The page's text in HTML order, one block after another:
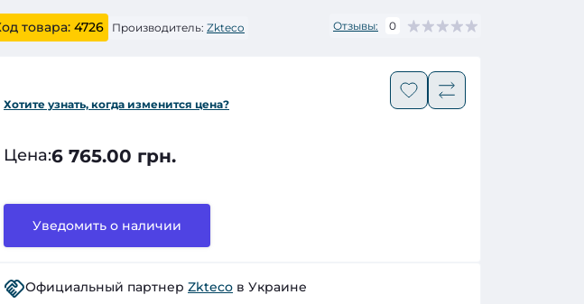
товара: 4726 Производитель: Zkteco Отзывы: 0
Хотите узнать, когда изменится цена?
Цена:6 765.00 грн.
Уведомить о наличии
Официальный партнер Zkteco в Украине